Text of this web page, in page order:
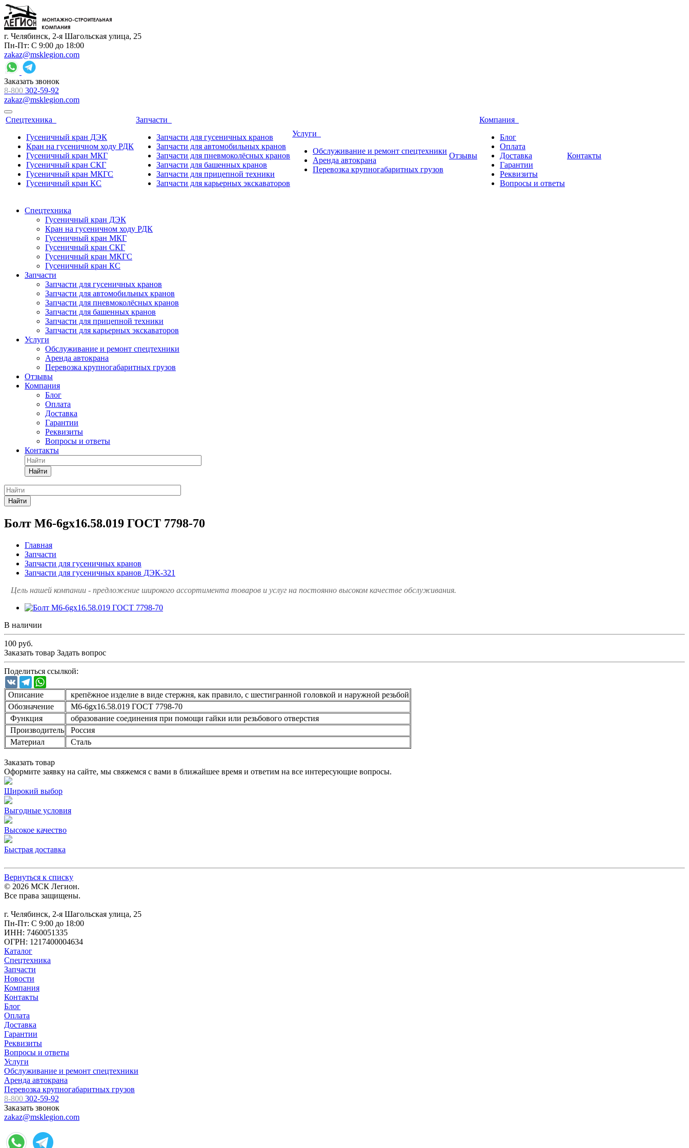
г. Челябинск, 2-я Шагольская улица, 25
Пн-Пт: С 9:00 до 18:00
zakaz@msklegion.com
Заказать звонок
8-800 302-59-92
zakaz@msklegion.com
Спецтехника
Гусеничный кран ДЭК
Кран на гусеничном ходу РДК
Гусеничный кран МКГ
Гусеничный кран СКГ
Гусеничный кран МКГС
Гусеничный кран КС
Запчасти
Запчасти для гусеничных кранов
Запчасти для автомобильных кранов
Запчасти для пневмоколёсных кранов
Запчасти для башенных кранов
Запчасти для прицепной техники
Запчасти для карьерных экскаваторов
Услуги
Обслуживание и ремонт спецтехники
Аренда автокрана
Перевозка крупногабаритных грузов
Отзывы
Компания
Блог
Оплата
Доставка
Гарантии
Реквизиты
Вопросы и ответы
Контакты
Спецтехника
Гусеничный кран ДЭК
Кран на гусеничном ходу РДК
Гусеничный кран МКГ
Гусеничный кран СКГ
Гусеничный кран МКГС
Гусеничный кран КС
Запчасти
Запчасти для гусеничных кранов
Запчасти для автомобильных кранов
Запчасти для пневмоколёсных кранов
Запчасти для башенных кранов
Запчасти для прицепной техники
Запчасти для карьерных экскаваторов
Услуги
Обслуживание и ремонт спецтехники
Аренда автокрана
Перевозка крупногабаритных грузов
Отзывы
Компания
Блог
Оплата
Доставка
Гарантии
Реквизиты
Вопросы и ответы
Контакты
Найти
Найти
Болт М6-6gх16.58.019 ГОСТ 7798-70
Главная
Запчасти
Запчасти для гусеничных кранов
Запчасти для гусеничных кранов ДЭК-321
Цель нашей компании - предложение широкого ассортимента товаров и услуг на постоянно высоком качестве обслуживания.
В наличии
100 руб.
Заказать товар Задать вопрос
Поделиться ссылкой:
VK Telegram
Описание
крепёжное изделие в виде стержня, как правило, с шестигранной головкой и наружной резьбой
Обозначение
М6-6gх16.58.019 ГОСТ 7798-70
Функция
образование соединения при помощи гайки или резьбового отверстия
Производитель
Россия
Материал
Сталь
Заказать товар
Оформите заявку на сайте, мы свяжемся с вами в ближайшее время и ответим на все интересующие вопросы.
Широкий выбор
Выгодные условия
Высокое качество
Быстрая доставка
Вернуться к списку
© 2026 МСК Легион.
Все права защищены.
г. Челябинск, 2-я Шагольская улица, 25
Пн-Пт: С 9:00 до 18:00
ИНН: 7460051335
ОГРН: 1217400004634
Каталог
Спецтехника
Запчасти
Новости
Компания
Контакты
Блог
Оплата
Доставка
Гарантии
Реквизиты
Вопросы и ответы
Услуги
Обслуживание и ремонт спецтехники
Аренда автокрана
Перевозка крупногабаритных грузов
8-800 302-59-92
Заказать звонок
zakaz@msklegion.com